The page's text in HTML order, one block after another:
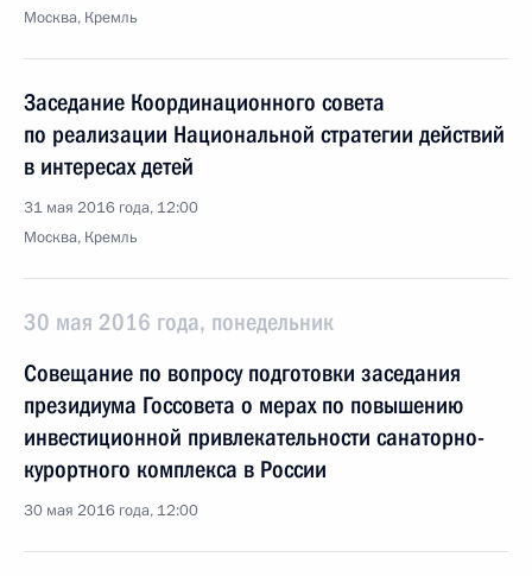
Москва, Кремль
Заседание Координационного совета
по реализации Национальной стратегии действий
в интересах детей
31 мая 2016 года, 12:00
Москва, Кремль
30 мая 2016 года, понедельник
Совещание по вопросу подготовки заседания
президиума Госсовета о мерах по повышению
инвестиционной привлекательности санаторно-
курортного комплекса в России
30 мая 2016 года, 12:00